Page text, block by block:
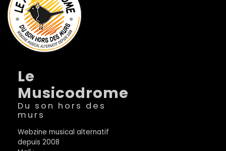
Le
Musicodrome
Du son hors des
murs
Webzine musical alternatif
depuis 2008